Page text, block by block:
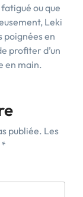
ou que
Leki
poignées en
profiter d’un
en main.
publiée. Les
*